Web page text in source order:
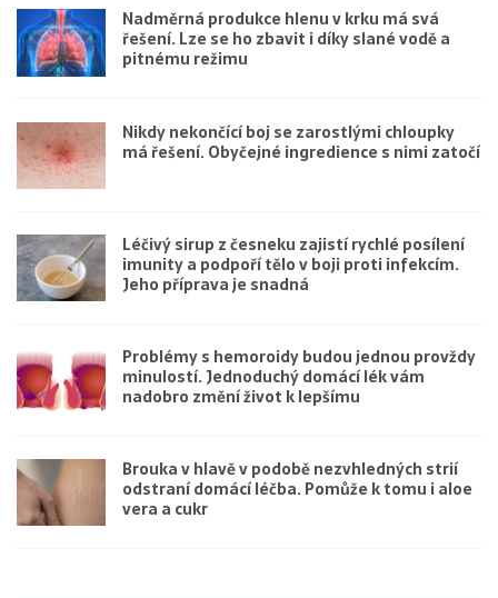
Nadměrná produkce hlenu v krku má svá
řešení. Lze se ho zbavit i díky slané vodě a
pitnému režimu
Nikdy nekončící boj se zarostlými chloupky
má řešení. Obyčejné ingredience s nimi zatočí
Léčivý sirup z česneku zajistí rychlé posílení
imunity a podpoří tělo v boji proti infekcím.
Jeho příprava je snadná
Problémy s hemoroidy budou jednou provždy
minulostí. Jednoduchý domácí lék vám
nadobro změní život k lepšímu
Brouka v hlavě v podobě nezvhledných strií
odstraní domácí léčba. Pomůže k tomu i aloe
vera a cukr